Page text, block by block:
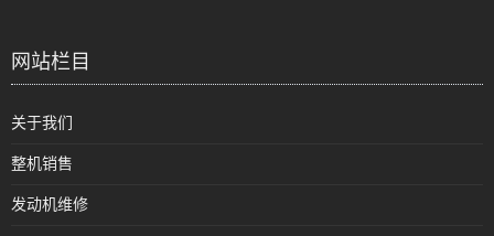
网站栏目
关于我们
整机销售
发动机维修